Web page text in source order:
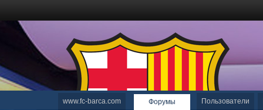
www.fc-barca.com Форумы Пользователи